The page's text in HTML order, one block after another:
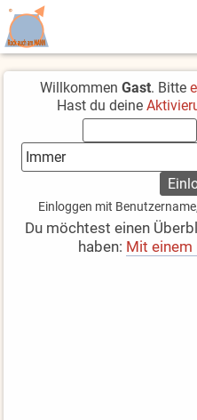
Willkommen Gast. Bitte
Hast du deine
Einloggen mit
Du möchtest einen
haben: Mit einem